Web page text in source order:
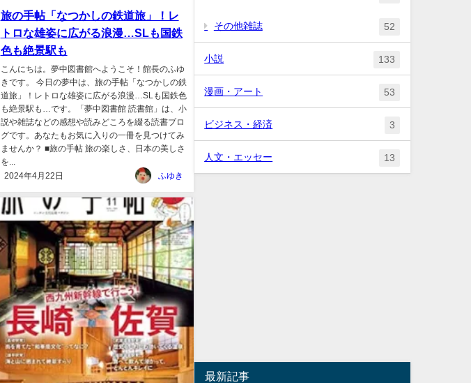
旅の手帖「なつかしの鉄道旅」！レ
トロな雄姿に広がる浪漫…SLも国鉄
色も絶景駅も
こんにちは。夢中図書館へようこそ！館長のふゆ
きです。 今日の夢中は、旅の手帖「なつかしの鉄
道旅」！レトロな雄姿に広がる浪漫…SLも国鉄色
も絶景駅も…です。「夢中図書館 読書館」は、小
説や雑誌などの感想や読みどころを綴る読書ブロ
グです。あなたもお気に入りの一冊を見つけてみ
ませんか？ ■旅の手帖 旅の楽しさ、日本の美しさ
を...
2024年4月22日
ふゆき
その他雑誌 52
小説 133
漫画・アート 53
ビジネス・経済 3
人文・エッセー 13
最新記事